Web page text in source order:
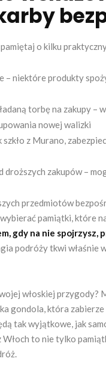
o kilku
– niektóre produkty
torbę na zakupy –
nowej walizki
z Murano,
droższych zakupów –
przedmiotów
pamiątki, które
gdy na nie
podróży tkwi właśnie
włoskiej
gondola, która
tak wyjątkowe, jak
to nie tylko